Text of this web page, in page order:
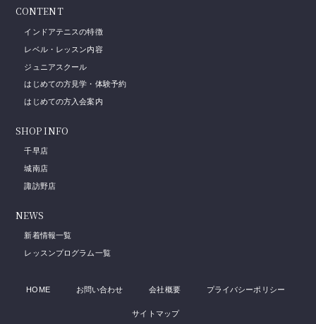
CONTENT
インドアテニスの特徴
レベル・レッスン内容
ジュニアスクール
はじめての方見学・体験予約
はじめての方入会案内
SHOP INFO
千早店
城南店
諏訪野店
NEWS
新着情報一覧
レッスンプログラム一覧
HOME お問い合わせ 会社概要 プライバシーポリシー
サイトマップ